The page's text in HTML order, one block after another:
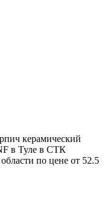
керамический
в Туле в СТК
по цене от 52.5